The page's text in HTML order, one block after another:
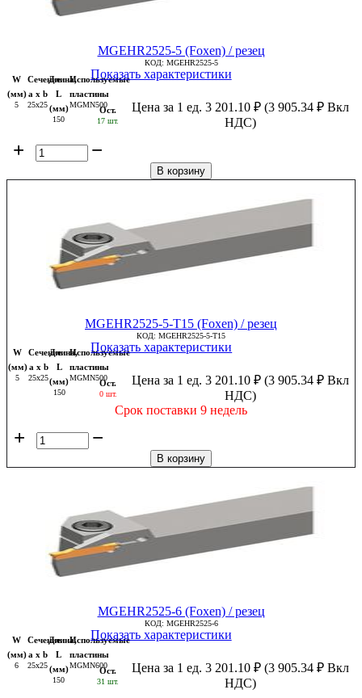
MGEHR2525-5 (Foxen) / резец
КОД: MGEHR2525-5
W
(мм)
5
Сечение
a x b
25x25
Длина,
L
(мм)
150
Используемые
пластины
MGMN500
Показать характеристики
Ост.
17 шт.
Цена за 1 ед. 3 201.10 ₽ (3 905.34 ₽Вкл
НДС)
+ −
В корзину
MGEHR2525-5-T15 (Foxen) / резец
КОД: MGEHR2525-5-T15
W
(мм)
5
Сечение
a x b
25x25
Длина,
L
(мм)
150
Используемые
пластины
MGMN500
Показать характеристики
Ост.
0 шт.
Цена за 1 ед. 3 201.10 ₽ (3 905.34 ₽Вкл
НДС)
Срок поставки 9 недель
+ −
В корзину
MGEHR2525-6 (Foxen) / резец
КОД: MGEHR2525-6
W
(мм)
6
Сечение
a x b
25x25
Длина,
L
(мм)
150
Используемые
пластины
MGMN600
Показать характеристики
Ост.
31 шт.
Цена за 1 ед. 3 201.10 ₽ (3 905.34 ₽Вкл
НДС)